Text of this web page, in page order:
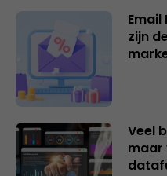
zijn
Veel
maar